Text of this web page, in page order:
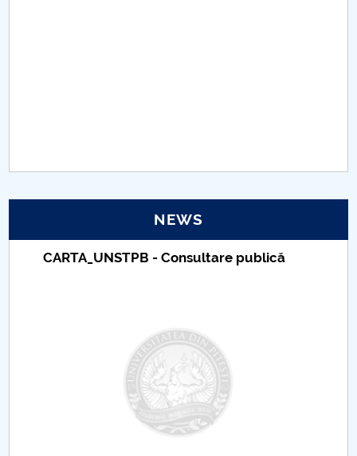
Proiect(PRIM STUD)
Comisie de etica unversitară
NEWS
CARTA_UNSTPB - Consultare publică